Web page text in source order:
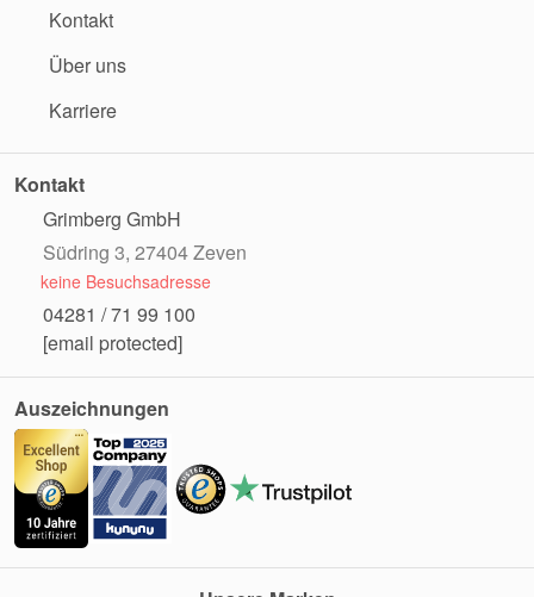
Kontakt
Über uns
Karriere
Kontakt
Grimberg GmbH
Südring 3, 27404 Zeven
keine Besuchsadresse
04281 / 71 99 100
[email protected]
Auszeichnungen